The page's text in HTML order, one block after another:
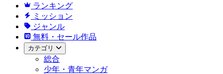
ランキング
ミッション
ジャンル
無料・セール作品
カテゴリ
総合
少年・青年マンガ